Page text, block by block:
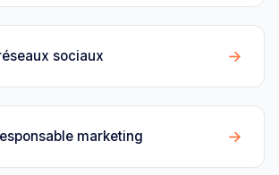
sociaux →
marketing →